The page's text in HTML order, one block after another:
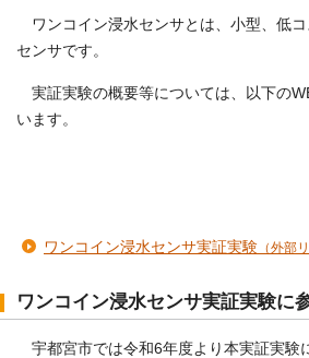
ワンコイン浸水センサとは、小型、低
センサです。
実証実験の概要等については、以下の
います。
ワンコイン浸水センサ実証実験 （外部
ワンコイン浸水センサ実証実験に
宇都宮市では令和6年度より本実証実験